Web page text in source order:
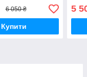
6 050 ₴
Купити
5